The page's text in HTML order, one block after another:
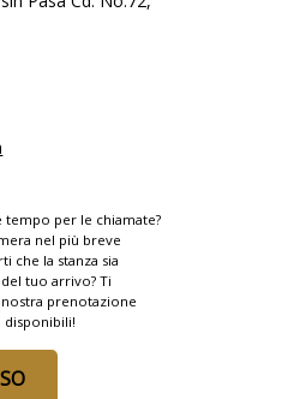
tempo per le chiamate?
nel più breve
che la stanza sia
tuo arrivo? Ti
prenotazione